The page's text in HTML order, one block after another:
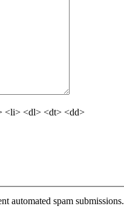
<li> <dl> <dt> <dd>
automated spam submissions.